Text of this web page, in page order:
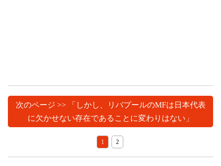
次のページ >> 「しかし、リバプールのMFは日本代表
に欠かせない存在であることに変わりはない」
1 2